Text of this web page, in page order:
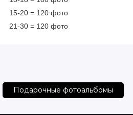
15-20 = 120 фото
21-30 = 120 фото
Подарочные фотоальбомы